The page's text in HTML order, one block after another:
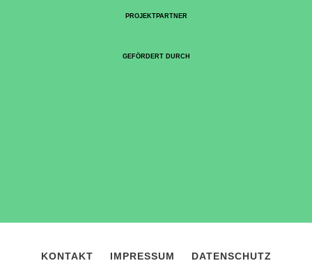
PROJEKTPARTNER
GEFÖRDERT DURCH
KONTAKT IMPRESSUM DATENSCHUTZ